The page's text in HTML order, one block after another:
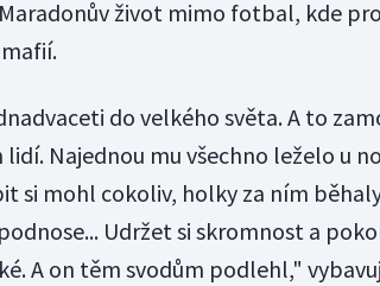
život mimo fotbal, kde
do velkého světa. A to
Najednou mu všechno leželo u
si mohl cokoliv, holky za ním
Udržet si skromnost a
A on těm svodům podlehl,"